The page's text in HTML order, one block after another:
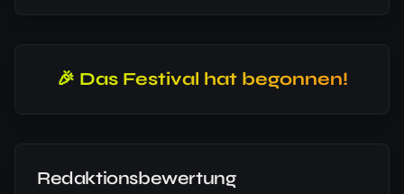
🎉 Das Festival hat begonnen!
Redaktionsbewertung